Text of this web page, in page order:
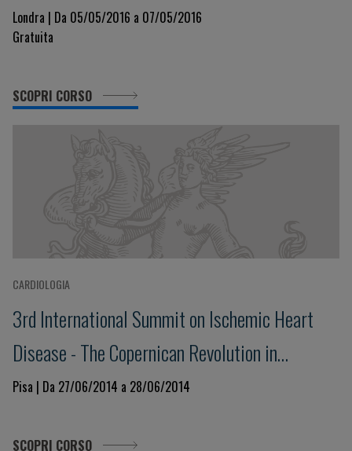
interactive workshop
Londra | Da 05/05/2016 a 07/05/2016
Gratuita
SCOPRI CORSO
CARDIOLOGIA
3rd International Summit on Ischemic Heart
Disease - The Copernican Revolution in
Ischemic Heart Diseases: the day after
Pisa | Da 27/06/2014 a 28/06/2014
SCOPRI CORSO